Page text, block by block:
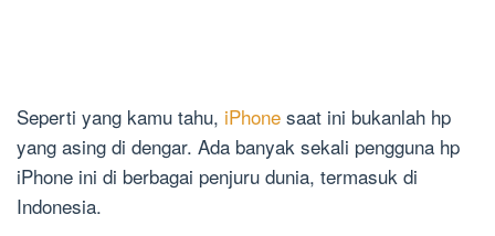
Seperti yang kamu tahu, iPhone saat ini bukanlah hp
yang asing di dengar. Ada banyak sekali pengguna hp
iPhone ini di berbagai penjuru dunia, termasuk di
Indonesia.